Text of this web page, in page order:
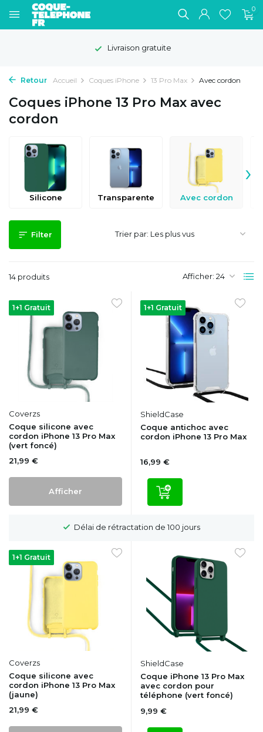
0
Livraison gratuite
Retour Accueil Coques iPhone 13 Pro Max Avec cordon
Coques iPhone 13 Pro Max avec
cordon
Silicone Transparente Avec cordon
›
Filter
14 produits Afficher:
Trier par:
1+1 Gratuit
Coverzs
Coque silicone avec
cordon iPhone 13 Pro Max
(vert foncé)
21,99 €
Afficher
1+1 Gratuit
ShieldCase
Coque antichoc avec
cordon iPhone 13 Pro Max
16,99 €
Délai de rétractation de 100 jours
1+1 Gratuit
Coverzs
Coque silicone avec
cordon iPhone 13 Pro Max
(jaune)
21,99 €
ShieldCase
Coque iPhone 13 Pro Max
avec cordon pour
téléphone (vert foncé)
9,99 €